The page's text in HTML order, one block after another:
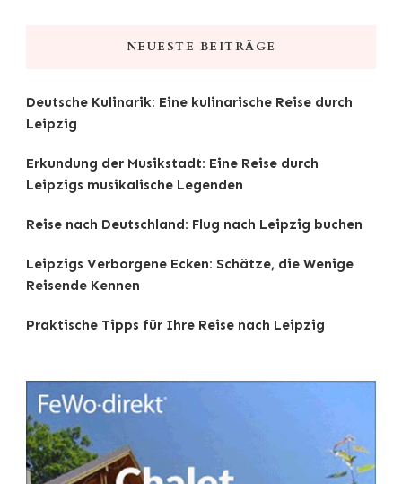
NEUESTE BEITRÄGE
Deutsche Kulinarik: Eine kulinarische Reise durch
Leipzig
Erkundung der Musikstadt: Eine Reise durch
Leipzigs musikalische Legenden
Reise nach Deutschland: Flug nach Leipzig buchen
Leipzigs Verborgene Ecken: Schätze, die Wenige
Reisende Kennen
Praktische Tipps für Ihre Reise nach Leipzig